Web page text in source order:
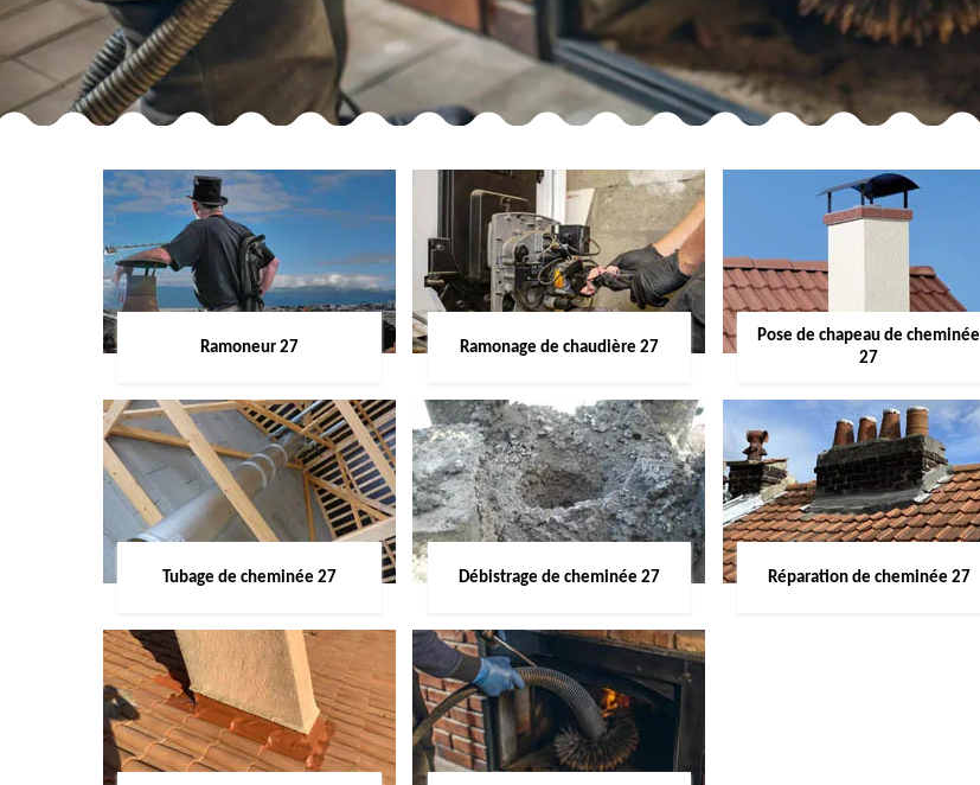
Ramoneur 27 Ramonage de chaudière 27
Pose de chapeau de cheminée
27
Tubage de cheminée 27 Débistrage de cheminée 27 Réparation de cheminée 27